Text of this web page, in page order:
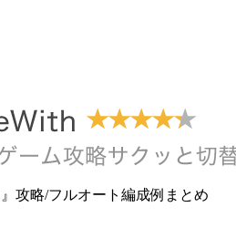
攻略/フルオート編成例まとめ